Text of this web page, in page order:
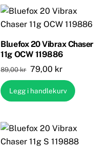
Bluefox 20 Vibrax Chaser
11g OCW 119886
89,00kr Opprinnelig
pris
var:
79,00 krNåværende
pris
er:
Legg i handlekurv